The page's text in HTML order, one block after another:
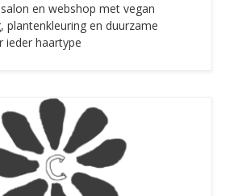
en webshop met vegan
plantenkleuring en duurzame
ieder haartype